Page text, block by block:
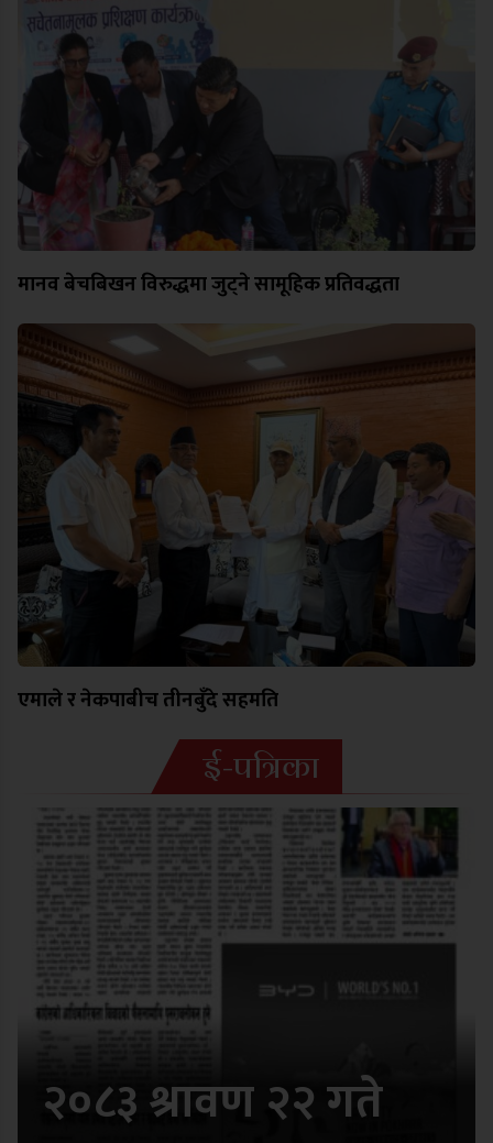
मानव बेचबिखन विरुद्धमा जुट्ने सामूहिक प्रतिवद्धता
एमाले र नेकपाबीच तीनबुँदे सहमति
ई-पत्रिका
२०८३ श्रावण २२ गते